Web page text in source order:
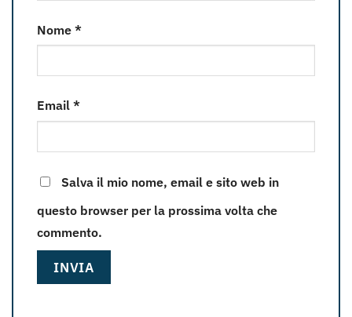
Nome *
Email *
Salva il mio nome, email e sito web in
questo browser per la prossima volta che
commento.